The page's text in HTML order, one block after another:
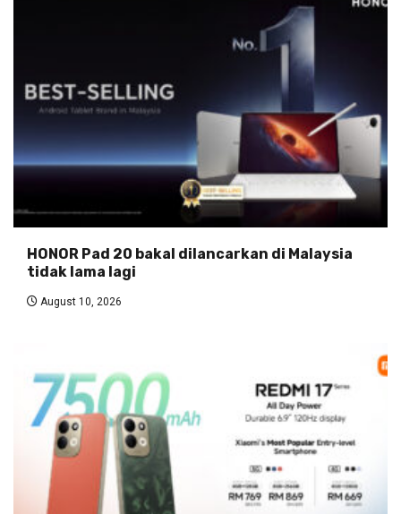
HONOR Pad 20 bakal dilancarkan di Malaysia
tidak lama lagi
August 10, 2026